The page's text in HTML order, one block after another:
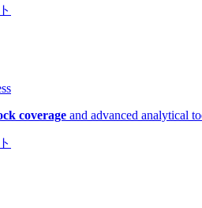
coverage and advanced analytical